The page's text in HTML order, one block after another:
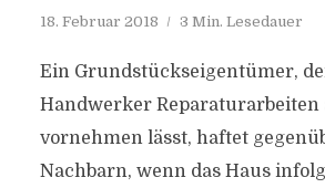
18. Februar 2018 3 Min. Lesedauer
Ein Grundstückseigentümer,
Handwerker Reparaturarbeiten
vornehmen lässt, haftet
Nachbarn, wenn das Haus